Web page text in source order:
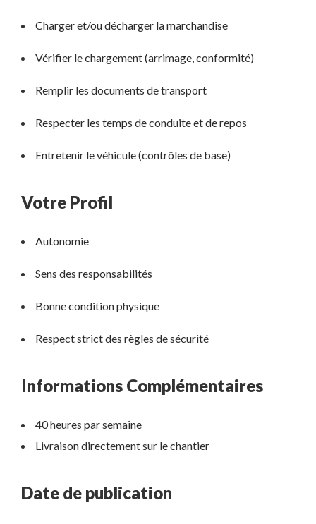
Charger et/ou décharger la marchandise
Vérifier le chargement (arrimage, conformité)
Remplir les documents de transport
Respecter les temps de conduite et de repos
Entretenir le véhicule (contrôles de base)
Votre Profil
Autonomie
Sens des responsabilités
Bonne condition physique
Respect strict des règles de sécurité
Informations Complémentaires
40 heures par semaine
Livraison directement sur le chantier
Date de publication